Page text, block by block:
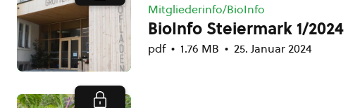
Mitgliederinfo/BioInfo
BioInfo Steiermark 1/2024
pdf 1.76 MB 25. Januar 2024